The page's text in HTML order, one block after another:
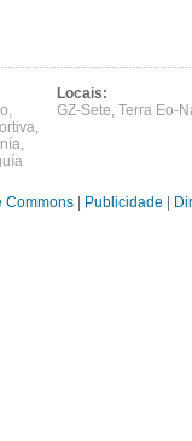
,
,
,
Locais:
GZ-Sete, Terra Eo-
Commons Publicidade